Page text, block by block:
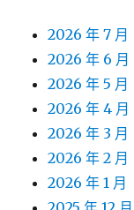
2026 年 7 月
2026 年 6 月
2026 年 5 月
2026 年 4 月
2026 年 3 月
2026 年 2 月
2026 年 1 月